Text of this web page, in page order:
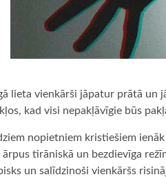
lieta vienkārši jāpatur prātā un
kad visi nepakļāvīgie būs
nopietniem kristiešiem
tirāniskā un bezdievīga
un salīdzinoši vienkāršs